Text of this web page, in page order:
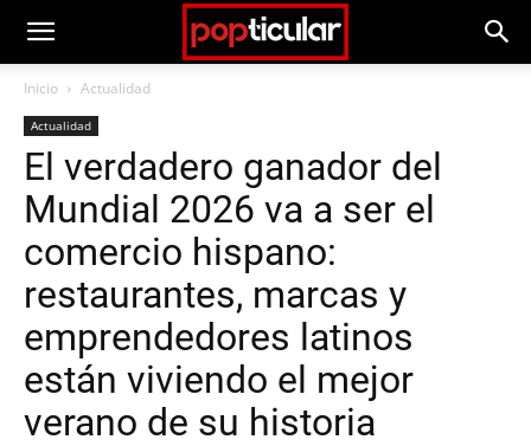
Inicio Actualidad
Actualidad
El verdadero ganador del
Mundial 2026 va a ser el
comercio hispano:
restaurantes, marcas y
emprendedores latinos
están viviendo el mejor
verano de su historia